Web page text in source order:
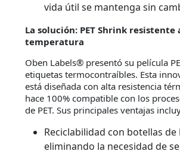
vida útil se mantenga sin
La solución: PET Shrink resistente
temperatura
Oben Labels® presentó su película
etiquetas termocontraíbles. Esta
está diseñada con alta resistencia
hace 100% compatible con los
de PET. Sus principales ventajas
Reciclabilidad con botellas de
eliminando la necesidad de